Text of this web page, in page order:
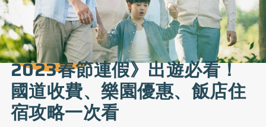
2023春節連假》出遊必看！
國道收費、樂園優惠、飯店住
宿攻略一次看